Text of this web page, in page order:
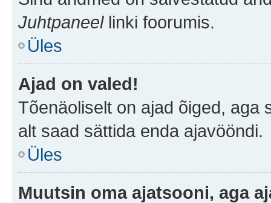
Juhtpaneellinki foorumis.
Üles
Ajad on valed!
Tõenäoliselt on ajad õiged, aga
alt saad sättida enda ajavööndi.
Üles
Muutsin oma ajatsooni, aga